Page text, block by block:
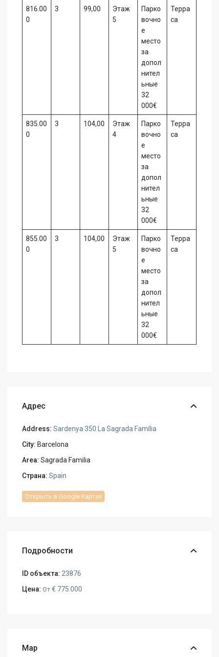
816.00
0
3 99,00
Этаж
5
Парко
вочно
е
место
за
допол
нител
ьные
32
000€
Терра
са
835.00
0
3 104,00
Этаж
4
Парко
вочно
е
место
за
допол
нител
ьные
32
000€
Терра
са
855.00
0
3 104,00
Этаж
5
Парко
вочно
е
место
за
допол
нител
ьные
32
000€
Терра
са
Адрес
Address: Sardenya 350 La Sagrada Família
City: Barcelona
Area: Sagrada Familia
Страна: Spain
Открыть в Google Картах
Подробности
ID объекта: 23876
Цена: От € 775.000
Map